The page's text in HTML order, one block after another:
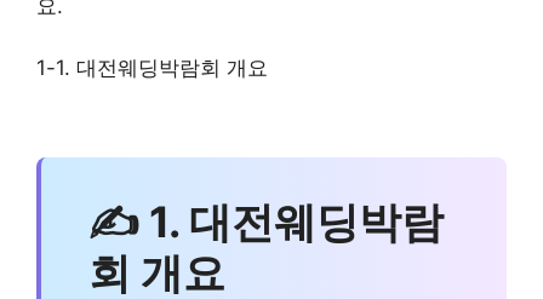
요.
1-1. 대전웨딩박람회 개요
✍ 1. 대전웨딩박람
회 개요